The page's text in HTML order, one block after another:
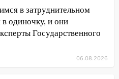
какая будет
ульяновские
засудить УК
в затруднительном
одиночку, и они
Государственного
06.08.2026